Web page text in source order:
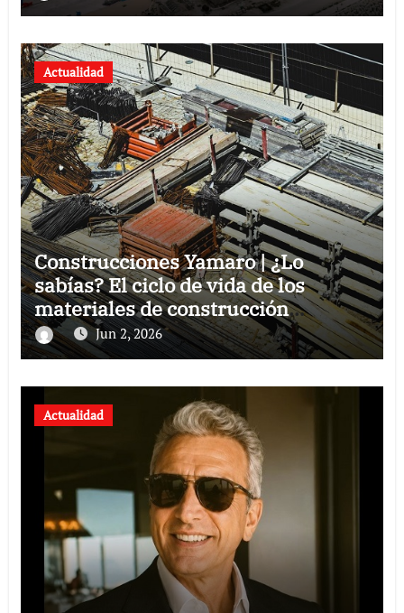
Actualidad
Construcciones Yamaro | ¿Lo
sabías? El ciclo de vida de los
materiales de construcción
revoluciona eficiencia en proyectos
modernos
Jun 2, 2026
Actualidad